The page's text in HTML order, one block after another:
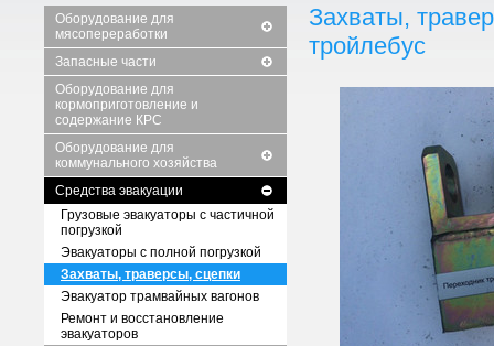
Оборудование для
мясопереработки
Запасные части
Оборудование для
кормоприготовление и
содержание КРС
Оборудование для
коммунального хозяйства
Средства эвакуации
Грузовые эвакуаторы с частичной
погрузкой
Эвакуаторы с полной погрузкой
Захваты, траверсы, сцепки
Эвакуатор трамвайных вагонов
Ремонт и восстановление
эвакуаторов
Захваты,
тройлебус